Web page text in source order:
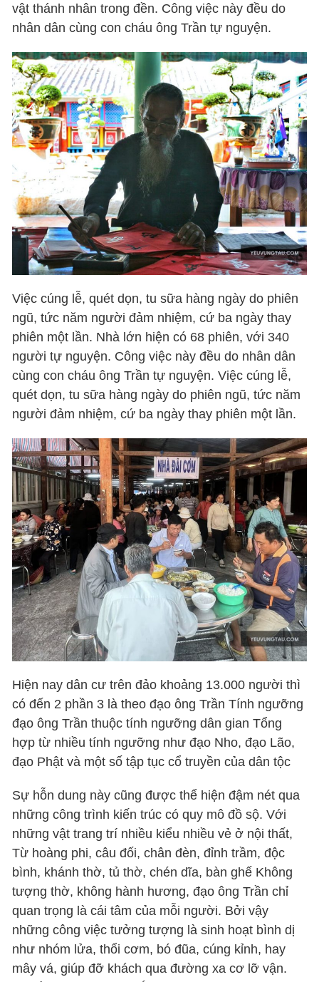
vật thánh nhân trong đền. Công việc này đều do
nhân dân cùng con cháu ông Trần tự nguyện.
Việc cúng lễ, quét dọn, tu sữa hàng ngày do phiên
ngũ, tức năm người đảm nhiệm, cứ ba ngày thay
phiên một lần. Nhà lớn hiện có 68 phiên, với 340
người tự nguyện. Công việc này đều do nhân dân
cùng con cháu ông Trần tự nguyện. Việc cúng lễ,
quét dọn, tu sữa hàng ngày do phiên ngũ, tức năm
người đảm nhiệm, cứ ba ngày thay phiên một lần.
Hiện nay dân cư trên đảo khoảng 13.000 người thì
có đến 2 phần 3 là theo đạo ông Trần Tính ngưỡng
đạo ông Trần thuộc tính ngưỡng dân gian Tổng
hợp từ nhiều tính ngưỡng như đạo Nho, đạo Lão,
đạo Phật và một số tập tục cổ truyền của dân tộc
Sự hỗn dung này cũng được thể hiện đậm nét qua
những công trình kiến trúc có quy mô đồ sộ. Với
những vật trang trí nhiều kiểu nhiều vẻ ở nội thất,
Từ hoàng phi, câu đối, chân đèn, đỉnh trầm, độc
bình, khánh thờ, tủ thờ, chén dĩa, bàn ghế Không
tượng thờ, không hành hương, đạo ông Trần chỉ
quan trọng là cái tâm của mỗi người. Bởi vậy
những công việc tưởng tượng là sinh hoạt bình dị
như nhóm lửa, thổi cơm, bó đũa, cúng kỉnh, hay
mây vá, giúp đỡ khách qua đường xa cơ lỡ vận.